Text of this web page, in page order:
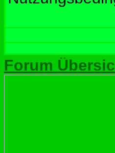
Forum